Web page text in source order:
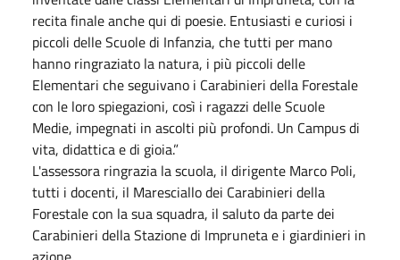
recita finale anche qui di poesie. Entusiasti e curiosi i
piccoli delle Scuole di Infanzia, che tutti per mano
hanno ringraziato la natura, i più piccoli delle
Elementari che seguivano i Carabinieri della Forestale
con le loro spiegazioni, così i ragazzi delle Scuole
Medie, impegnati in ascolti più profondi. Un Campus di
vita, didattica e di gioia.”
L'assessora ringrazia la scuola, il dirigente Marco Poli,
tutti i docenti, il Maresciallo dei Carabinieri della
Forestale con la sua squadra, il saluto da parte dei
Carabinieri della Stazione di Impruneta e i giardinieri in